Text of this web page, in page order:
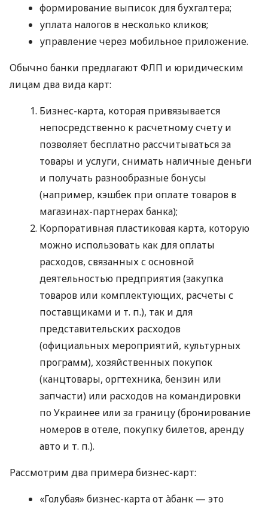
формирование выписок для бухгалтера;
уплата налогов в несколько кликов;
управление через мобильное приложение.
Обычно банки предлагают ФЛП и юридическим
лицам два вида карт:
Бизнес-карта, которая привязывается
непосредственно к расчетному счету и
позволяет бесплатно рассчитываться за
товары и услуги, снимать наличные деньги
и получать разнообразные бонусы
(например, кэшбек при оплате товаров в
магазинах-партнерах банка);
Корпоративная пластиковая карта, которую
можно использовать как для оплаты
расходов, связанных с основной
деятельностью предприятия (закупка
товаров или комплектующих, расчеты с
поставщиками и т. п.), так и для
представительских расходов
(официальных мероприятий, культурных
программ), хозяйственных покупок
(канцтовары, оргтехника, бензин или
запчасти) или расходов на командировки
по Украинее или за границу (бронирование
номеров в отеле, покупку билетов, аренду
авто и т. п.).
Рассмотрим два примера бизнес-карт:
«Голубая» бизнес-карта от àбанк — это